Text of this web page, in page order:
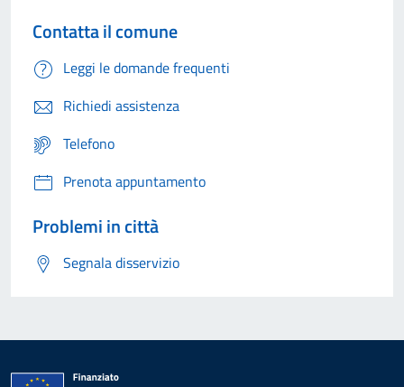
Contatta il comune
Leggi le domande frequenti
Richiedi assistenza
Telefono
Prenota appuntamento
Problemi in città
Segnala disservizio